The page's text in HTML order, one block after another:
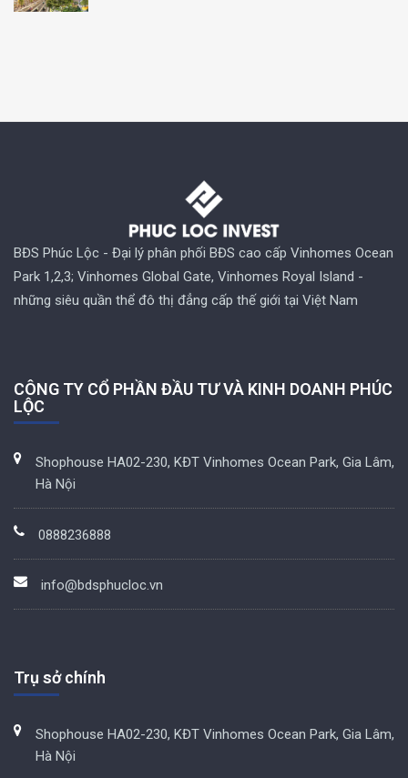
BĐS Phúc Lộc - Đại lý phân phối BĐS cao cấp Vinhomes Ocean
Park 1,2,3; Vinhomes Global Gate, Vinhomes Royal Island -
những siêu quần thể đô thị đẳng cấp thế giới tại Việt Nam
CÔNG TY CỔ PHẦN ĐẦU TƯ VÀ KINH DOANH PHÚC
LỘC
Shophouse HA02-230, KĐT Vinhomes Ocean Park, Gia Lâm,
Hà Nội
0888236888
info@bdsphucloc.vn
Trụ sở chính
Shophouse HA02-230, KĐT Vinhomes Ocean Park, Gia Lâm,
Hà Nội